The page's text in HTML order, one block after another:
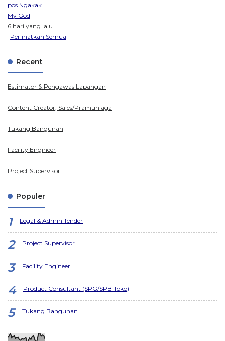
pos Ngakak
My God
6 hari yang lalu
Perlihatkan Semua
Recent
Estimator & Pengawas Lapangan
Content Creator, Sales/Pramuniaga
Tukang Bangunan
Facility Engineer
Project Supervisor
Populer
Legal & Admin Tender
Project Supervisor
Facility Engineer
Product Consultant (SPG/SPB Toko)
Tukang Bangunan